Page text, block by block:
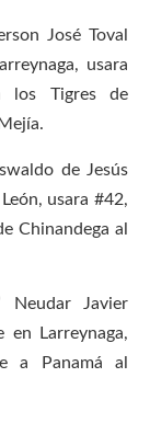
José Toval
usara
los Tigres de
de Jesús
usara #42,
Chinandega al
Neudar Javier
en Larreynaga,
a Panamá al